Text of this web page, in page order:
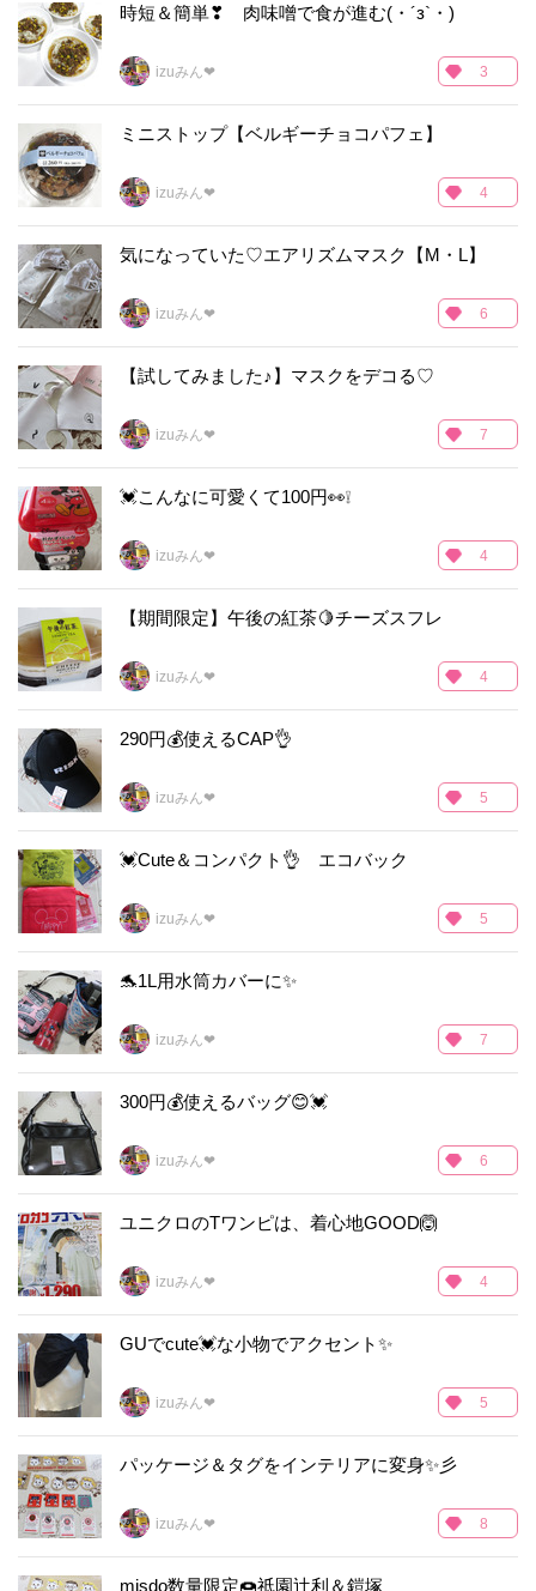
時短＆簡単❣ 肉味噌で食が進む(・´з`・)
izuみん❤ 3
ミニストップ【ベルギーチョコパフェ】
izuみん❤ 4
気になっていた♡エアリズムマスク【M・L】
izuみん❤ 6
【試してみました♪】マスクをデコる♡
izuみん❤ 7
💓こんなに可愛くて100円👀❕
izuみん❤ 4
【期間限定】午後の紅茶🍋チーズスフレ
izuみん❤ 4
290円💰使えるCAP👌
izuみん❤ 5
💓Cute＆コンパクト👌 エコバック
izuみん❤ 5
🐬1L用水筒カバーに✨
izuみん❤ 7
300円💰使えるバッグ😊💓
izuみん❤ 6
ユニクロのTワンピは、着心地GOOD🙆
izuみん❤ 4
GUでcute💓な小物でアクセント✨
izuみん❤ 5
パッケージ＆タグをインテリアに変身✨彡
izuみん❤ 8
misdo数量限定🍩祇園辻利＆鎧塚